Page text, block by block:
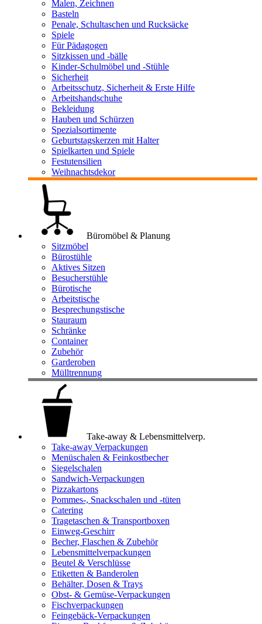
Malen, Zeichnen
Basteln
Penale, Schultaschen und Rucksäcke
Spiele
Für Pädagogen
Sitzkissen und -bälle
Kinder-Schulmöbel und -Stühle
Sicherheit
Arbeitsschutz, Sicherheit & Erste Hilfe
Arbeitshandschuhe
Bekleidung
Hauben und Schürzen
Spezialsortimente
Geburtstagskerzen mit Halter
Spielkarten und Spiele
Festutensilien
Weihnachtsdekor
Büromöbel & Planung
Sitzmöbel
Bürostühle
Aktives Sitzen
Besucherstühle
Bürotische
Arbeitstische
Besprechungstische
Stauraum
Schränke
Container
Zubehör
Garderoben
Mülltrennung
Take-away & Lebensmittelverp.
Take-away Verpackungen
Menüschalen & Feinkostbecher
Siegelschalen
Sandwich-Verpackungen
Pizzakartons
Pommes-, Snackschalen und -tüten
Catering
Tragetaschen & Transportboxen
Einweg-Geschirr
Becher, Flaschen & Zubehör
Lebensmittelverpackungen
Beutel & Verschlüsse
Etiketten & Banderolen
Behälter, Dosen & Trays
Obst- & Gemüse-Verpackungen
Fischverpackungen
Feingebäck-Verpackungen